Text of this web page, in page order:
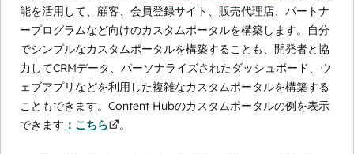
能を活用して、顧客、会員登録サイト、販売代理店、パートナ
ープログラムなど向けのカスタムポータルを構築します。自分
でシンプルなカスタムポータルを構築することも、開発者と協
力してCRMデータ、パーソナライズされたダッシュボード、ウ
ェブアプリなどを利用した複雑なカスタムポータルを構築する
こともできます。Content Hubのカスタムポータルの例を表示
できます ：こちら 。